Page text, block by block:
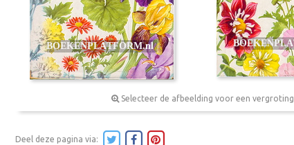
Selecteer de afbeelding voor een vergroting
Deel deze pagina via: